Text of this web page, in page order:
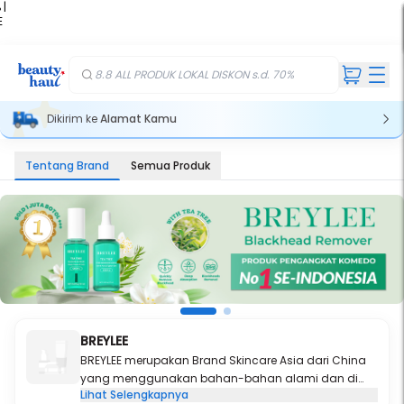
|
8.8 ALL PRODUK LOKAL DISKON s.d. 70%
Dikirim keAlamat Kamu
Tentang Brand Semua Produk
BREYLEE
BREYLEE merupakan Brand Skincare Asia dari China
yang menggunakan bahan-bahan alami dan di
proses dengan teknologi inovatif untuk menciptakan
Lihat Selengkapnya